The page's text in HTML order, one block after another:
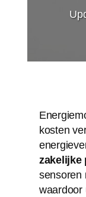
kosten
zakelijke
sensoren
waardoor